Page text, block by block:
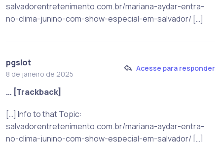
salvadorentretenimento.com.br/mariana-aydar-entra-
no-clima-junino-com-show-especial-em-salvador/ […]
pgslot
8 de janeiro de 2025
Acesse para responder
… [Trackback]
[…] Info to that Topic:
salvadorentretenimento.com.br/mariana-aydar-entra-
no-clima-junino-com-show-especial-em-salvador/ […]